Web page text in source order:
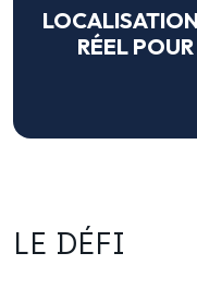
RÉEL
LE DÉFI